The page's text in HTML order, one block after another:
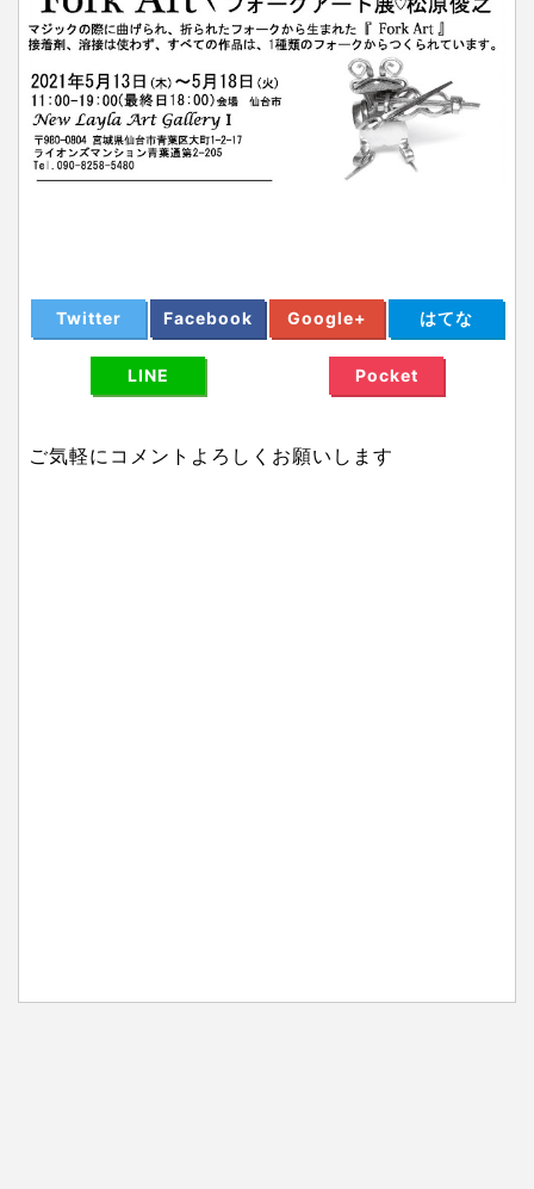
Twitter Facebook Google+ はてな
LINE Pocket
ご気軽にコメントよろしくお願いします